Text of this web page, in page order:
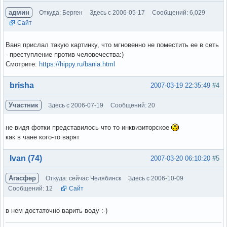
админ Откуда: Берген Здесь с 2006-05-17
Сообщений: 6,029
Сайт
Ваня прислал такую картинку, что мгновенно не поместить ее в сеть
- преступление против человечества:)
Смотрите: https://hippy.ru/bania.html
Вне форума #4
2007-03-19 22:35:49
brisha
Участник Здесь с 2006-07-19 Сообщений: 20
не видя фотки представилось что то инквизиторское
как в чане кого-то варят
Вне форума #5
2007-03-20 06:10:20
Ivan (74)
Агасфер Откуда: сейчас Челябинск
Здесь с 2006-10-09
Сообщений: 12
Сайт
в нем достаточно варить воду :-)